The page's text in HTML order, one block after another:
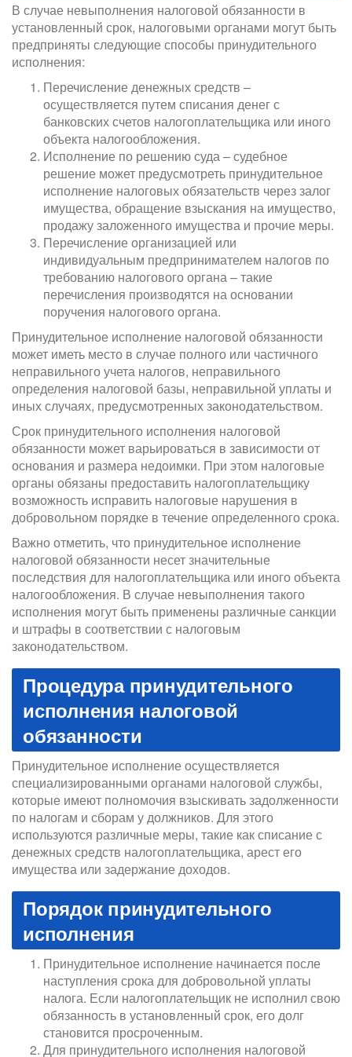
В случае невыполнения налоговой обязанности в
установленный срок, налоговыми органами могут быть
предприняты следующие способы принудительного
исполнения:
Перечисление денежных средств –
осуществляется путем списания денег с
банковских счетов налогоплательщика или иного
объекта налогообложения.
Исполнение по решению суда – судебное
решение может предусмотреть принудительное
исполнение налоговых обязательств через залог
имущества, обращение взыскания на имущество,
продажу заложенного имущества и прочие меры.
Перечисление организацией или
индивидуальным предпринимателем налогов по
требованию налогового органа – такие
перечисления производятся на основании
поручения налогового органа.
Принудительное исполнение налоговой обязанности
может иметь место в случае полного или частичного
неправильного учета налогов, неправильного
определения налоговой базы, неправильной уплаты и
иных случаях, предусмотренных законодательством.
Срок принудительного исполнения налоговой
обязанности может варьироваться в зависимости от
основания и размера недоимки. При этом налоговые
органы обязаны предоставить налогоплательщику
возможность исправить налоговые нарушения в
добровольном порядке в течение определенного срока.
Важно отметить, что принудительное исполнение
налоговой обязанности несет значительные
последствия для налогоплательщика или иного объекта
налогообложения. В случае невыполнения такого
исполнения могут быть применены различные санкции
и штрафы в соответствии с налоговым
законодательством.
Процедура принудительного
исполнения налоговой
обязанности
Принудительное исполнение осуществляется
специализированными органами налоговой службы,
которые имеют полномочия взыскивать задолженности
по налогам и сборам у должников. Для этого
используются различные меры, такие как списание с
денежных средств налогоплательщика, арест его
имущества или задержание доходов.
Порядок принудительного
исполнения
Принудительное исполнение начинается после
наступления срока для добровольной уплаты
налога. Если налогоплательщик не исполнил свою
обязанность в установленный срок, его долг
становится просроченным.
Для принудительного исполнения налоговой